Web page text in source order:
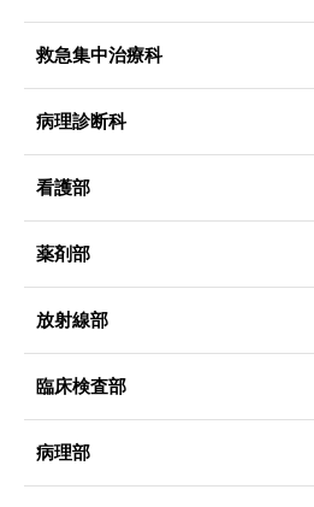
救急集中治療科
病理診断科
看護部
薬剤部
放射線部
臨床検査部
病理部